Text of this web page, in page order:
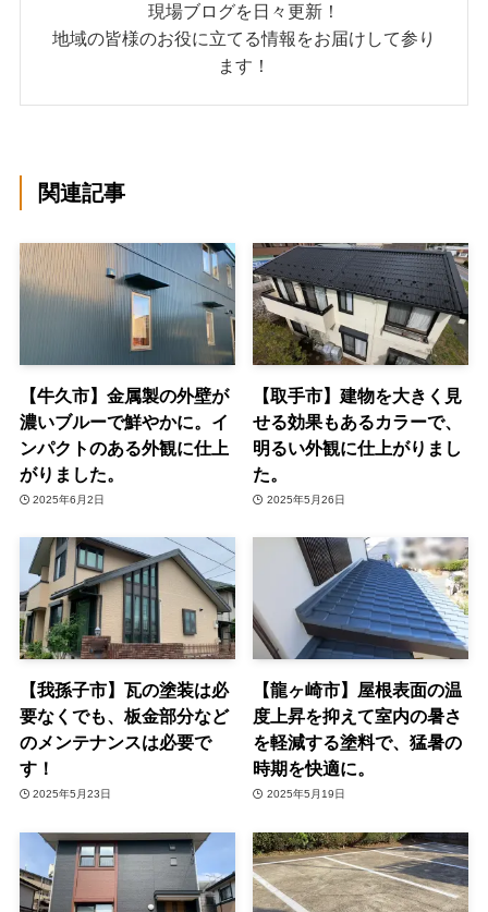
現場ブログを日々更新！
地域の皆様のお役に立てる情報をお届けして参り
ます！
関連記事
【牛久市】金属製の外壁が
濃いブルーで鮮やかに。イ
ンパクトのある外観に仕上
がりました。
2025年6月2日
【取手市】建物を大きく見
せる効果もあるカラーで、
明るい外観に仕上がりまし
た。
2025年5月26日
【我孫子市】瓦の塗装は必
要なくでも、板金部分など
のメンテナンスは必要で
す！
2025年5月23日
【龍ヶ崎市】屋根表面の温
度上昇を抑えて室内の暑さ
を軽減する塗料で、猛暑の
時期を快適に。
2025年5月19日